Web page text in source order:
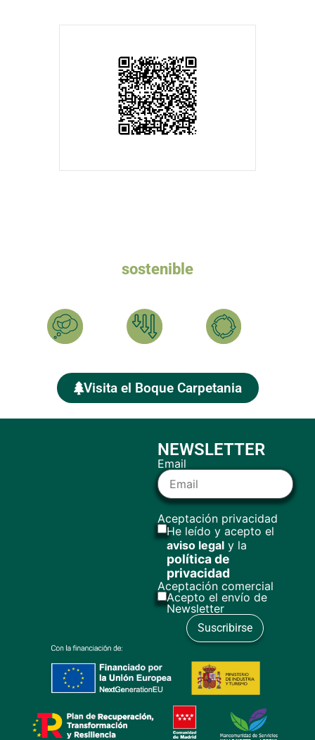
sostenible
Visita el Boque Carpetania
NEWSLETTER
Email
Aceptación privacidad
He leído y acepto el
aviso legal y la
política de
privacidad
Aceptación comercial
Acepto el envío de
Newsletter